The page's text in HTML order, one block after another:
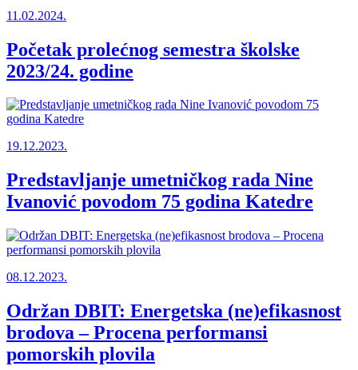
11.02.2024.
Početak prolećnog semestra školske
2023/24. godine
19.12.2023.
Predstavljanje umetničkog rada Nine
Ivanović povodom 75 godina Katedre
08.12.2023.
Održan DBIT: Energetska (ne)efikasnost
brodova – Procena performansi
pomorskih plovila